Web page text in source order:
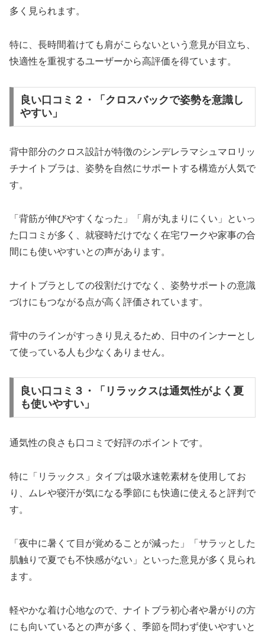
多く見られます。
特に、長時間着けても肩がこらないという意見が目立ち、
快適性を重視するユーザーから高評価を得ています。
良い口コミ２・「クロスバックで姿勢を意識し
やすい」
背中部分のクロス設計が特徴のシンデレラマシュマロリッ
チナイトブラは、姿勢を自然にサポートする構造が人気で
す。
「背筋が伸びやすくなった」「肩が丸まりにくい」といっ
た口コミが多く、就寝時だけでなく在宅ワークや家事の合
間にも使いやすいとの声があります。
ナイトブラとしての役割だけでなく、姿勢サポートの意識
づけにもつながる点が高く評価されています。
背中のラインがすっきり見えるため、日中のインナーとし
て使っている人も少なくありません。
良い口コミ３・「リラックスは通気性がよく夏
も使いやすい」
通気性の良さも口コミで好評のポイントです。
特に「リラックス」タイプは吸水速乾素材を使用してお
り、ムレや寝汗が気になる季節にも快適に使えると評判で
す。
「夜中に暑くて目が覚めることが減った」「サラッとした
肌触りで夏でも不快感がない」といった意見が多く見られ
ます。
軽やかな着け心地なので、ナイトブラ初心者や暑がりの方
にも向いているとの声が多く、季節を問わず使いやすいと